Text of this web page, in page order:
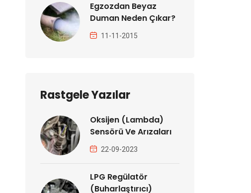
Egzozdan Beyaz
Duman Neden Çıkar?
11-11-2015
Rastgele Yazılar
Oksijen (Lambda)
Sensörü Ve Arızaları
22-09-2023
LPG Regülatör
(Buharlaştırıcı)